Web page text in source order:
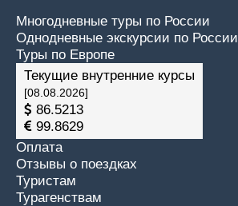
Многодневные туры по России
Однодневные экскурсии по России
Туры по Европе
Текущие внутренние курсы
[08.08.2026]
86.5213
99.8629
Оплата
Отзывы о поездках
Туристам
Турагенствам